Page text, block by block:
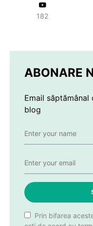
182
ABONARE
Email
blog
Prin bifarea